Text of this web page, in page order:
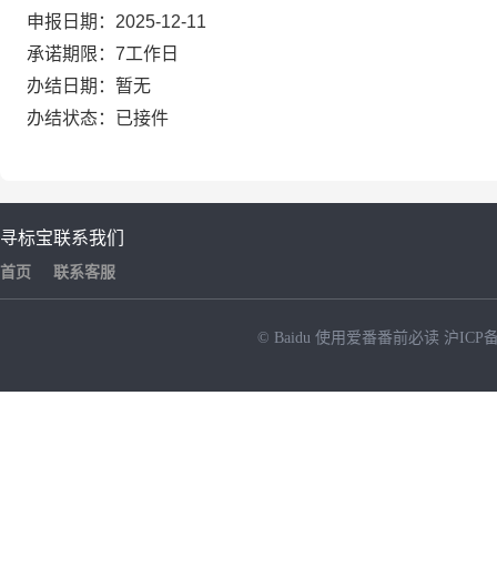
申报日期：2025-12-11
承诺期限：7工作日
办结日期：暂无
办结状态：已接件
寻标宝
首页
联系我们
联系客服
© Baidu 使用爱番番前必读 沪ICP